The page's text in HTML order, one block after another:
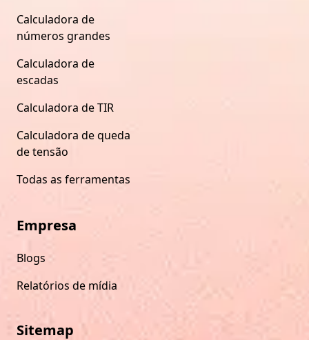
Calculadora de
números grandes
Calculadora de
escadas
Calculadora de TIR
Calculadora de queda
de tensão
Todas as ferramentas
Empresa
Blogs
Relatórios de mídia
Sitemap